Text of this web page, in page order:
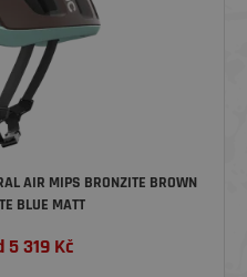
AIR MIPS BRONZITE BROWN
BLUE MATT
5 319 Kč